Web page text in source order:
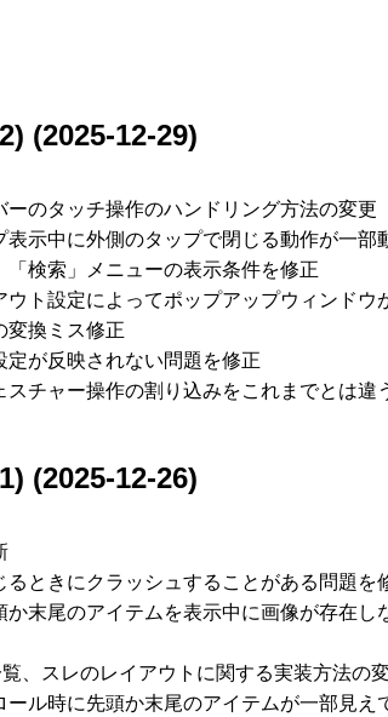
(2025-12-29)
ーのタッチ操作のハンドリング方法の変更
表示中に外側のタップで閉じる動作が一部
「検索」メニューの表示条件を修正
ウト設定によってポップアップウィンドウ
変換ミス修正
定が反映されない問題を修正
スチャー操作の割り込みをこれまでとは違
(2025-12-26)
るときにクラッシュすることがある問題を
か末尾のアイテムを表示中に画像が存在し
、スレのレイアウトに関する実装方法の
ール時に先頭か末尾のアイテムが一部見え